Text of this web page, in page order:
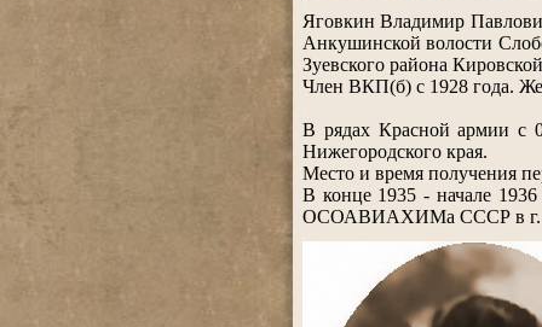
Яговкин Владимир
Анкушинской волости
Зуевского района
Член ВКП(б) c 1928 года.
В рядах Красной армии с
Нижегородского края.
Место и время получения
В конце 1935 - начале
ОСОАВИАХИМа СССР в г.